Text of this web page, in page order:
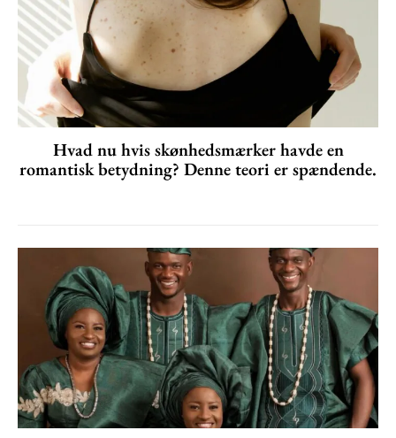
Hvad nu hvis skønhedsmærker havde en
romantisk betydning? Denne teori er spændende.